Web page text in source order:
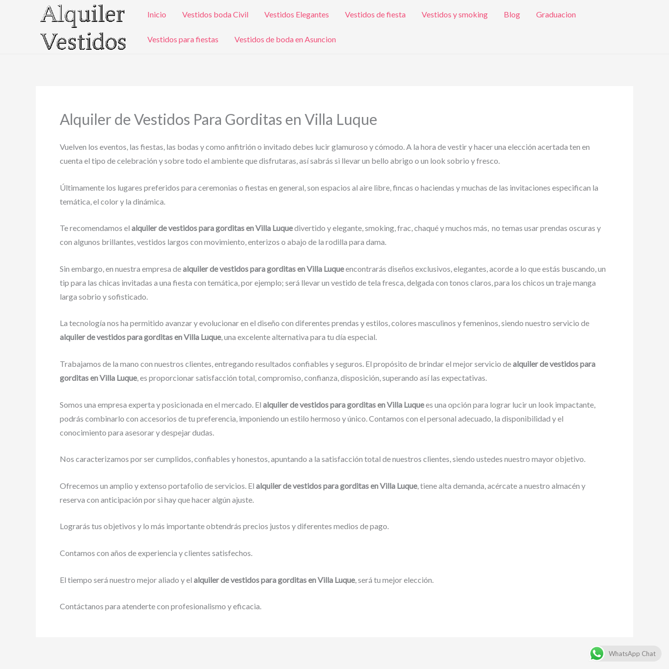
Inicio Vestidos boda Civil Vestidos Elegantes Vestidos de fiesta Vestidos y smoking Blog Graduacion
Vestidos para fiestas Vestidos de boda en Asuncion
Alquiler de Vestidos Para Gorditas en Villa Luque
Vuelven los eventos, las fiestas, las bodas y como anfitrión o invitado debes lucir glamuroso y cómodo. A la hora de vestir y hacer una elección acertada ten en
cuenta el tipo de celebración y sobre todo el ambiente que disfrutaras, así sabrás si llevar un bello abrigo o un look sobrio y fresco.
Últimamente los lugares preferidos para ceremonias o fiestas en general, son espacios al aire libre, fincas o haciendas y muchas de las invitaciones especifican la
temática, el color y la dinámica.
Te recomendamos el alquiler de vestidos para gorditas en Villa Luquedivertido y elegante, smoking, frac, chaqué y muchos más, no temas usar prendas oscuras y
con algunos brillantes, vestidos largos con movimiento, enterizos o abajo de la rodilla para dama.
Sin embargo, en nuestra empresa dealquiler de vestidos para gorditas en Villa Luqueencontrarás diseños exclusivos, elegantes, acorde a lo que estás buscando, un
tip para las chicas invitadas a una fiesta con temática, por ejemplo; será llevar un vestido de tela fresca, delgada con tonos claros, para los chicos un traje manga
larga sobrio y sofisticado.
La tecnología nos ha permitido avanzar y evolucionar en el diseño con diferentes prendas y estilos, colores masculinos y femeninos, siendo nuestro servicio de
alquiler de vestidos para gorditas en Villa Luque, una excelente alternativa para tu día especial.
Trabajamos de la mano con nuestros clientes, entregando resultados confiables y seguros. El propósito de brindar el mejor servicio dealquiler de vestidos para
gorditas en Villa Luque, es proporcionar satisfacción total, compromiso, confianza, disposición, superando así las expectativas.
Somos una empresa experta y posicionada en el mercado. El alquiler de vestidos para gorditas en Villa Luquees una opción para lograr lucir un look impactante,
podrás combinarlo con accesorios de tu preferencia, imponiendo un estilo hermoso y único. Contamos con el personal adecuado, la disponibilidad y el
conocimiento para asesorar y despejar dudas.
Nos caracterizamos por ser cumplidos, confiables y honestos, apuntando a la satisfacción total de nuestros clientes, siendo ustedes nuestro mayor objetivo.
Ofrecemos un amplio y extenso portafolio de servicios. El alquiler de vestidos para gorditas en Villa Luque, tiene alta demanda, acércate a nuestro almacén y
reserva con anticipación por si hay que hacer algún ajuste.
Lograrás tus objetivos y lo más importante obtendrás precios justos y diferentes medios de pago.
Contamos con años de experiencia y clientes satisfechos.
El tiempo será nuestro mejor aliado y el alquiler de vestidos para gorditas en Villa Luque, será tu mejor elección.
Contáctanos para atenderte con profesionalismo y eficacia.
WhatsApp Chat